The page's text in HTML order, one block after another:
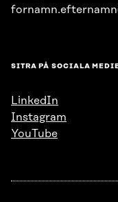
SITRA PÅ SOCIALA
LinkedIn
Instagram
YouTube